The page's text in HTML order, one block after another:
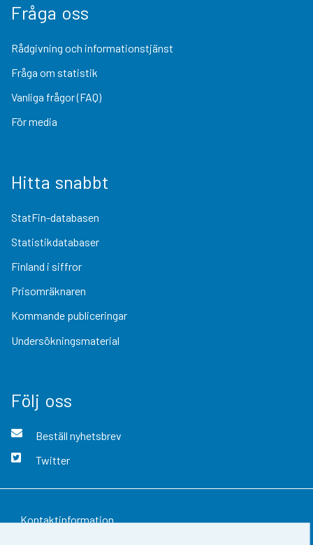
Fråga oss
Rådgivning och informationstjänst
Fråga om statistik
Vanliga frågor (FAQ)
För media
Hitta snabbt
StatFin-databasen
Statistikdatabaser
Finland i siffror
Prisomräknaren
Kommande publiceringar
Undersökningsmaterial
Följ oss
Beställ nyhetsbrev
Twitter
Kontaktinformation